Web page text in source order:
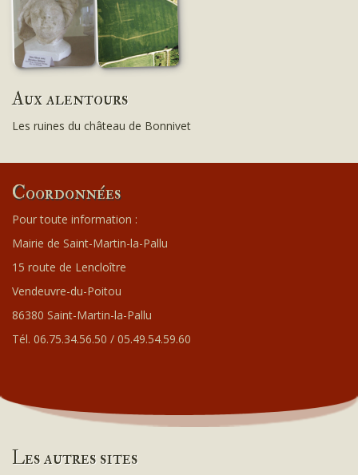
Aux alentours
Les ruines du château de Bonnivet
Coordonnées
Pour toute information :
Mairie de Saint-Martin-la-Pallu
15 route de Lencloître
Vendeuvre-du-Poitou
86380 Saint-Martin-la-Pallu
Tél. 06.75.34.56.50 / 05.49.54.59.60
Les autres sites